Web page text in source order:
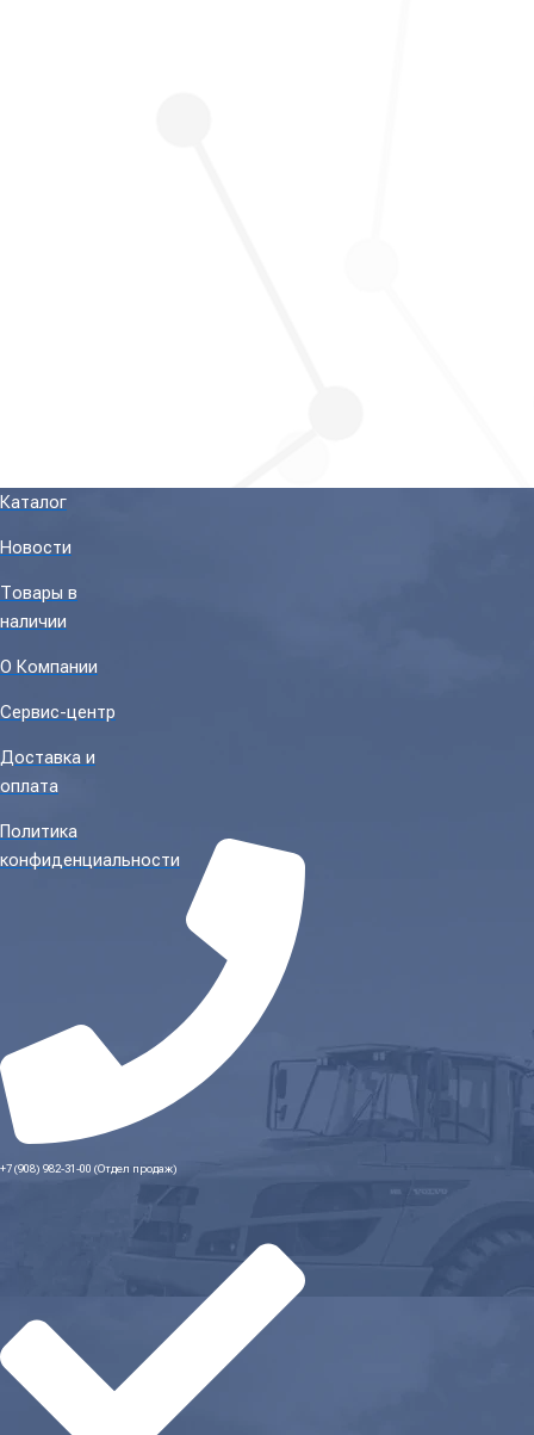
Каталог
Новости
Товары в
наличии
О Компании
Сервис-центр
Доставка и
оплата
Политика
конфиденциальности
+7 (908) 982-31-00 (Отдел продаж)